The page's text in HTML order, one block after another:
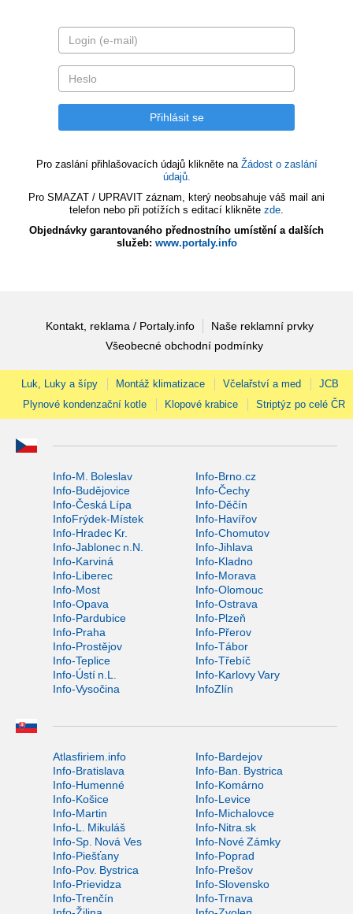
Pro zaslání přihlašovacích údajů klikněte na Žádost o zaslání
údajů.
Pro SMAZAT / UPRAVIT záznam, který neobsahuje váš mail ani
telefon nebo při potížích s editací klikněte zde.
Objednávky garantovaného přednostního umístění a dalších
služeb: www.portaly.info
Kontakt, reklama / Portaly.info
Naše reklamní prvky
Všeobecné obchodní podmínky
Luk, Luky a šípy Montáž klimatizace Včelařství a med
JCB
Plynové kondenzační kotle
Klopové krabice Striptýz po celé ČR
Info-M. Boleslav
Info-Brno.cz
Info-Budějovice
Info-Čechy
Info-Česká Lípa
Info-Děčín
InfoFrýdek-Místek
Info-Havířov
Info-Hradec Kr.
Info-Chomutov
Info-Jablonec n.N.
Info-Jihlava
Info-Karviná
Info-Kladno
Info-Liberec
Info-Morava
Info-Most
Info-Olomouc
Info-Opava
Info-Ostrava
Info-Pardubice
Info-Plzeň
Info-Praha
Info-Přerov
Info-Prostějov
Info-Tábor
Info-Teplice
Info-Třebíč
Info-Ústí n.L.
Info-Karlovy Vary
Info-Vysočina
InfoZlín
Atlasfiriem.info
Info-Bardejov
Info-Bratislava
Info-Ban. Bystrica
Info-Humenné
Info-Komárno
Info-Košice
Info-Levice
Info-Martin
Info-Michalovce
Info-L. Mikuláš
Info-Nitra.sk
Info-Sp. Nová Ves
Info-Nové Zámky
Info-Piešťany
Info-Poprad
Info-Pov. Bystrica
Info-Prešov
Info-Prievidza
Info-Slovensko
Info-Trenčín
Info-Trnava